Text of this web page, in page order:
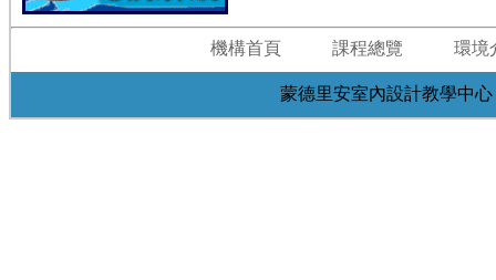
機構首頁 課程總覽 環境
蒙德里安室內設計教學中